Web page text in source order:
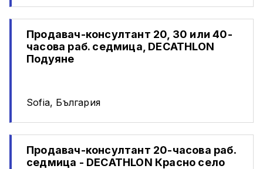
Продавач-консултант 20, 30 или 40-
часова раб. седмица, DECATHLON
Подуяне
Sofia, България
Продавач-консултант 20-часова раб.
седмица - DECATHLON Красно село